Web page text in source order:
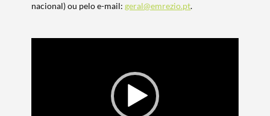
nacional) ou pelo e-mail:geral@emrezio.pt.